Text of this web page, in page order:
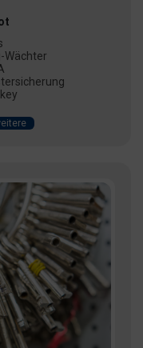
Wächter